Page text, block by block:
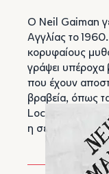
Ο Neil Gaiman
Αγγλίας τo
κορυφαίους
γράψει υπέροχα
που έχουν
βραβεία, όπως
Locus. Στα πιο
η σειρά κόμικ